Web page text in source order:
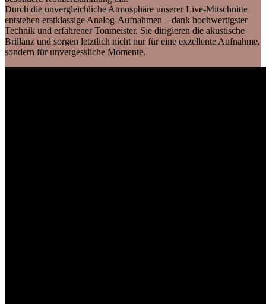
Durch die unvergleichliche Atmosphäre unserer Live-Mitschnitte
entstehen erstklassige Analog-Aufnahmen – dank hochwertigster
Technik und erfahrener Tonmeister. Sie dirigieren die akustische
Brillanz und sorgen letztlich nicht nur für eine exzellente Aufnahme,
sondern für unvergessliche Momente.